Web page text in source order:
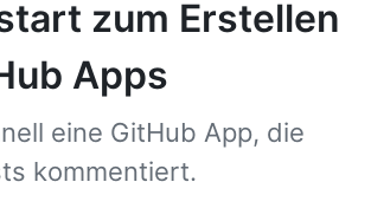
zum Erstellen
Apps
eine GitHub App, die
kommentiert.